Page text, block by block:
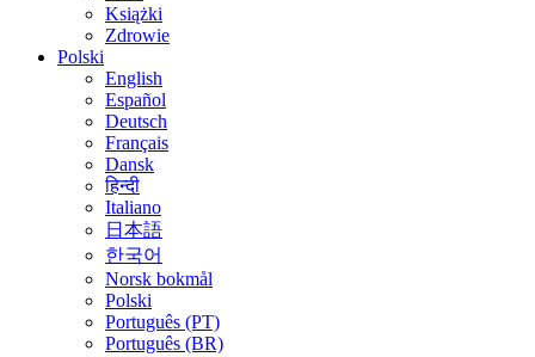
Książki
Zdrowie
Polski
English
Español
Deutsch
Français
Dansk
हिन्दी
Italiano
日本語
한국어
Norsk bokmål
Polski
Português (PT)
Português (BR)